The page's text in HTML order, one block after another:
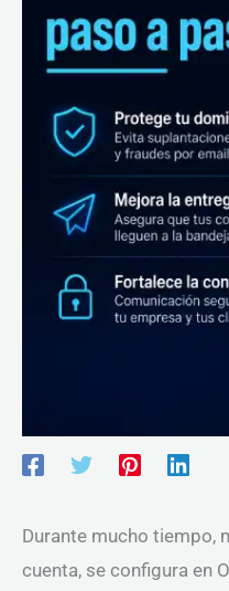
Durante mucho tiempo,
cuenta, se configura en